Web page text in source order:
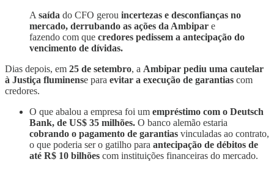
A saída do CFO gerou incertezas e desconfianças no
mercado, derrubando as ações da Ambipar e
fazendo com que credores pedissem a antecipação do
vencimento de dívidas.
Dias depois, em 25 de setembro, a Ambipar pediu uma cautelar
à Justiça fluminense para evitar a execução de garantias com
credores.
O que abalou a empresa foi um empréstimo com o Deutsch
Bank, de US$ 35 milhões. O banco alemão estaria
cobrando o pagamento de garantias vinculadas ao contrato,
o que poderia ser o gatilho para antecipação de débitos de
até R$ 10 bilhões com instituições financeiras do mercado.